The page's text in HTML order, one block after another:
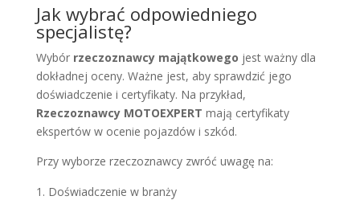
Jak wybrać odpowiedniego
specjalistę?
Wybór rzeczoznawcy majątkowego jest ważny dla
dokładnej oceny. Ważne jest, aby sprawdzić jego
doświadczenie i certyfikaty. Na przykład,
Rzeczoznawcy MOTOEXPERT mają certyfikaty
ekspertów w ocenie pojazdów i szkód.
Przy wyborze rzeczoznawcy zwróć uwagę na:
Doświadczenie w branży